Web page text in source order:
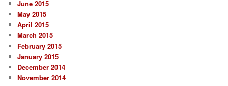
June 2015
May 2015
April 2015
March 2015
February 2015
January 2015
December 2014
November 2014